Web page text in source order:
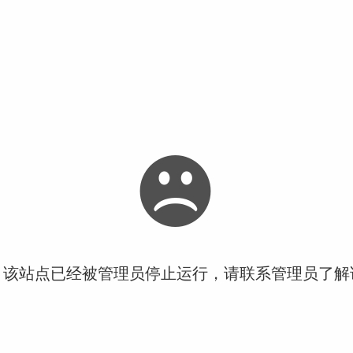
站点已经被管理员停止运行，请联系管理员了